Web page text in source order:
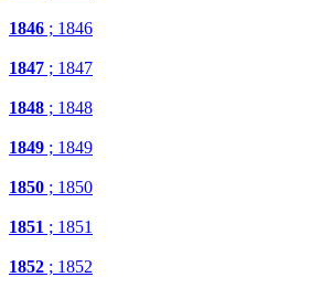
1846 ; 1846
1847 ; 1847
1848 ; 1848
1849 ; 1849
1850 ; 1850
1851 ; 1851
1852 ; 1852